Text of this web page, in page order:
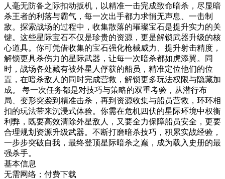
人毫无防备之际扣动扳机，以精准一击完成致命暗杀，尽显暗
杀王者的利落与霸气，每一次出手都力求悄无声息、一击制
敌。探索战场的过程中，收集散落的璀璨宝石是提升实力的关
键。这些星际宝石不仅是珍贵的资源，更是解锁武器升级的核
心道具。你可凭借收集的宝石强化枪械威力、提升射击精度，
解锁更具杀伤力的星际武器，让每一次暗杀都如虎添翼。同
时，战场各处藏有被外星人俘获的船员，精准定位他们的位
置，在暗杀敌人的同时完成营救，解锁更多玩法权限与隐藏加
成。 每一次任务都是对技巧与策略的双重考验，从潜行布
局、变形突袭到精准击杀，再到资源收集与船员营救，环环相
扣的玩法带来沉浸式体验。你需在危机四伏的星际环境中权衡
利弊，既要高效清除外星敌人，又要全力保障船员安全，更要
合理规划资源升级武器。不断打磨暗杀技巧，积累实战经验，
一步步突破自我，最终登顶星际暗杀之巅，成为载入史册的最
强杀手。
基本信息
无需网络；付费下载